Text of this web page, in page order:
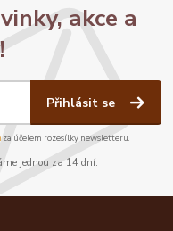
akce a
Přihlásit se
za účelem rozesílky newsletteru.
jednou za 14 dní.